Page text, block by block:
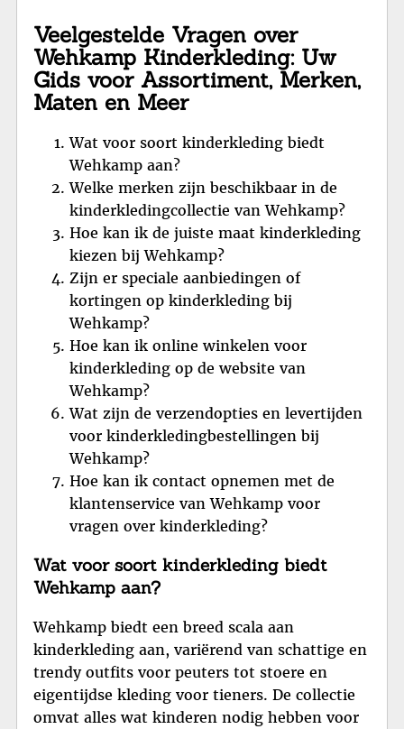
Veelgestelde Vragen over
Wehkamp Kinderkleding: Uw
Gids voor Assortiment, Merken,
Maten en Meer
Wat voor soort kinderkleding biedt
Wehkamp aan?
Welke merken zijn beschikbaar in de
kinderkledingcollectie van Wehkamp?
Hoe kan ik de juiste maat kinderkleding
kiezen bij Wehkamp?
Zijn er speciale aanbiedingen of
kortingen op kinderkleding bij
Wehkamp?
Hoe kan ik online winkelen voor
kinderkleding op de website van
Wehkamp?
Wat zijn de verzendopties en levertijden
voor kinderkledingbestellingen bij
Wehkamp?
Hoe kan ik contact opnemen met de
klantenservice van Wehkamp voor
vragen over kinderkleding?
Wat voor soort kinderkleding biedt
Wehkamp aan?
Wehkamp biedt een breed scala aan
kinderkleding aan, variërend van schattige en
trendy outfits voor peuters tot stoere en
eigentijdse kleding voor tieners. De collectie
omvat alles wat kinderen nodig hebben voor